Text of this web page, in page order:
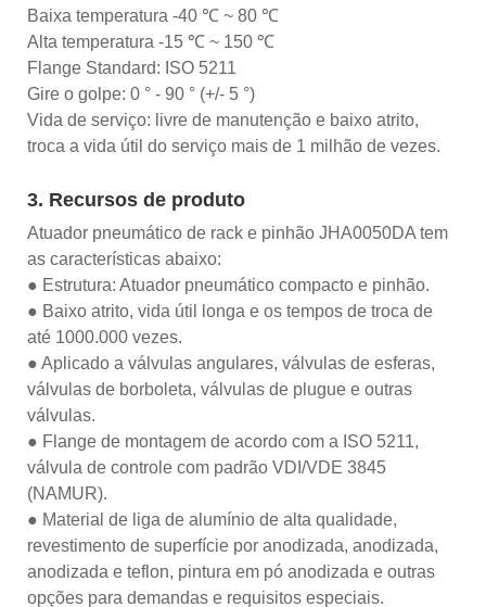
Baixa temperatura -40 ℃ ~ 80 ℃
Alta temperatura -15 ℃ ~ 150 ℃
Flange Standard: ISO 5211
Gire o golpe: 0 ° - 90 ° (+/- 5 °)
Vida de serviço: livre de manutenção e baixo atrito,
troca a vida útil do serviço mais de 1 milhão de vezes.
3. Recursos de produto
Atuador pneumático de rack e pinhão JHA0050DA tem
as características abaixo:
● Estrutura: Atuador pneumático compacto e pinhão.
● Baixo atrito, vida útil longa e os tempos de troca de
até 1000.000 vezes.
● Aplicado a válvulas angulares, válvulas de esferas,
válvulas de borboleta, válvulas de plugue e outras
válvulas.
● Flange de montagem de acordo com a ISO 5211,
válvula de controle com padrão VDI/VDE 3845
(NAMUR).
● Material de liga de alumínio de alta qualidade,
revestimento de superfície por anodizada, anodizada,
anodizada e teflon, pintura em pó anodizada e outras
opções para demandas e requisitos especiais.